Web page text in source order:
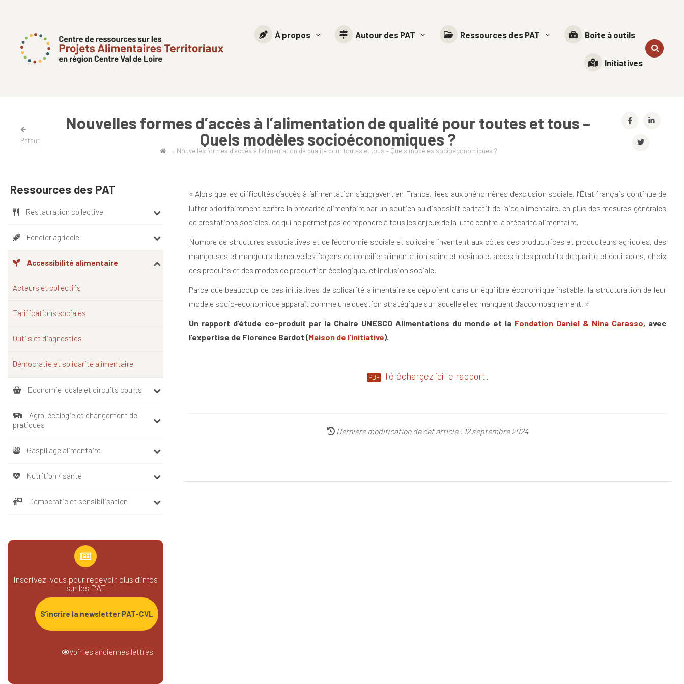
À propos Autour des PAT Ressources des PAT Boîte à outils
Initiatives
Retour
Nouvelles formes d’accès à l’alimentation de qualité pour toutes et tous –
Quels modèles socioéconomiques ?
→ Nouvelles formes d’accès à l’alimentation de qualité pour toutes et tous – Quels modèles socioéconomiques ?
« Alors que les difficultés d’accès à l’alimentation s’aggravent en France, liées aux phénomènes d’exclusion sociale, l’État français continue de
lutter prioritairement contre la précarité alimentaire par un soutien au dispositif caritatif de l’aide alimentaire, en plus des mesures générales
de prestations sociales, ce qui ne permet pas de répondre à tous les enjeux de la lutte contre la précarité alimentaire.
Nombre de structures associatives et de l’économie sociale et solidaire inventent aux côtés des productrices et producteurs agricoles, des
mangeuses et mangeurs de nouvelles façons de concilier alimentation saine et désirable, accès à des produits de qualité et équitables, choix
des produits et des modes de production écologique, et inclusion sociale.
Parce que beaucoup de ces initiatives de solidarité alimentaire se déploient dans un équilibre économique instable, la structuration de leur
modèle socio-économique apparaît comme une question stratégique sur laquelle elles manquent d’accompagnement. »
Un rapport d’étude co-produit par la Chaire UNESCO Alimentations du monde et la Fondation Daniel & Nina Carasso, avec
l’expertise de Florence Bardot (Maison de l’initiative).
Téléchargez ici le rapport.
Dernière modification de cet article : 12 septembre 2024
Ressources des PAT
Restauration collective
Foncier agricole
Accessibilité alimentaire
Acteurs et collectifs
Tarifications sociales
Outils et diagnostics
Démocratie et solidarité alimentaire
Economie locale et circuits courts
Agro-écologie et changement de
pratiques
Gaspillage alimentaire
Nutrition / santé
Démocratie et sensibilisation
Inscrivez-vous pour recevoir plus d’infos
sur les PAT
S’incrire la newsletter PAT-CVL
Voir les anciennes lettres